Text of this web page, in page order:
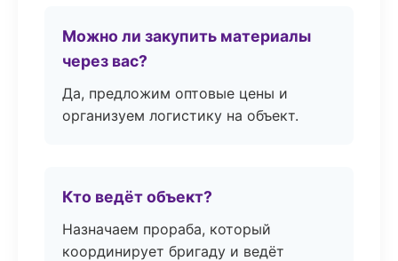
Можно ли закупить материалы
через вас?
Да, предложим оптовые цены и
организуем логистику на объект.
Кто ведёт объект?
Назначаем прораба, который
координирует бригаду и ведёт